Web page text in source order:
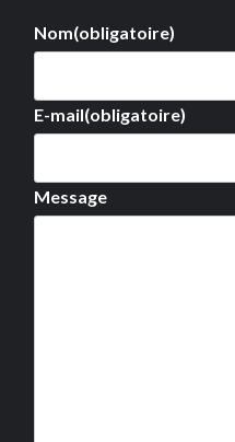
Nom(obligatoire)
E-mail(obligatoire)
Message